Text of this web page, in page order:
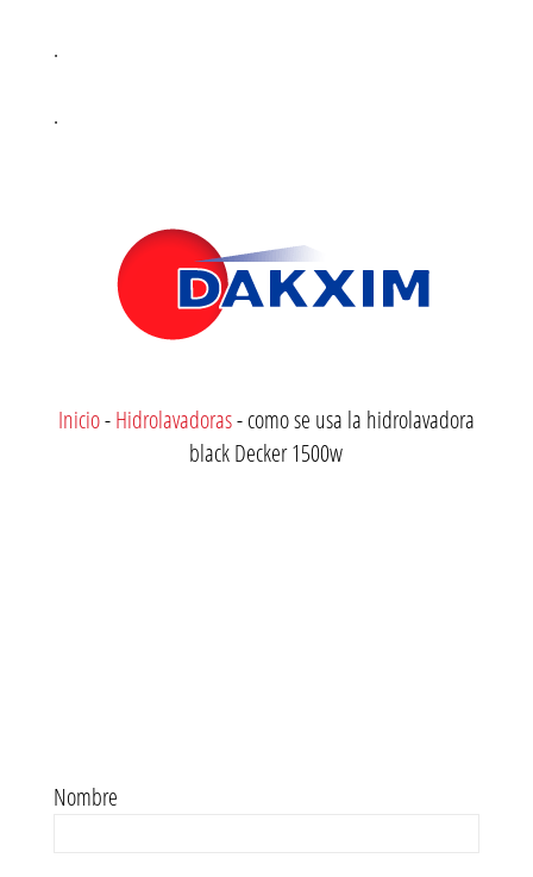
.
.
Inicio-Hidrolavadoras-como se usa la hidrolavadora
black Decker 1500w
Nombre